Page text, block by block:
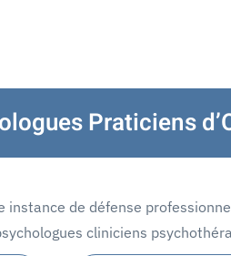
Praticiens
instance de défense
cliniciens